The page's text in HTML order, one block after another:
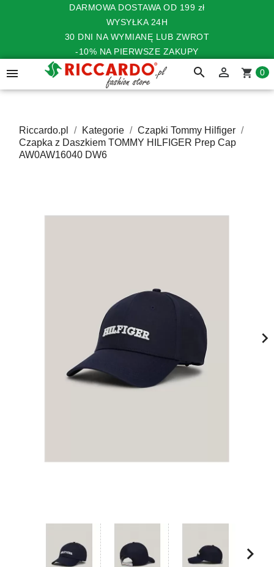
DARMOWA DOSTAWA OD 199 zł
WYSYŁKA 24H
30 DNI NA WYMIANĘ LUB ZWROT
-10% NA PIERWSZE ZAKUPY
 search  shopping_cart 0
Riccardo.pl Kategorie
Czapki Tommy Hilfiger
Czapka z Daszkiem TOMMY HILFIGER Prep Cap
AW0AW16040 DW6
